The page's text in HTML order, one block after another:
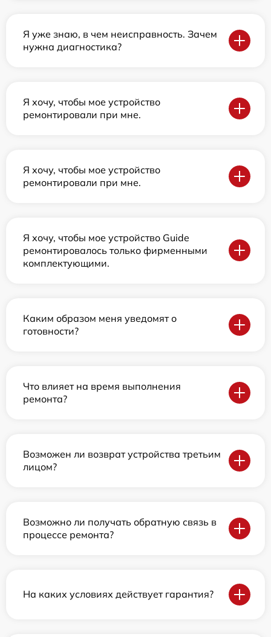
Я уже знаю, в чем неисправность. Зачем
нужна диагностика?
Я хочу, чтобы мое устройство
ремонтировали при мне.
Я хочу, чтобы мое устройство
ремонтировали при мне.
Я хочу, чтобы мое устройство Guide
ремонтировалось только фирменными
комплектующими.
Каким образом меня уведомят о
готовности?
Что влияет на время выполнения
ремонта?
Возможен ли возврат устройства третьим
лицом?
Возможно ли получать обратную связь в
процессе ремонта?
На каких условиях действует гарантия?